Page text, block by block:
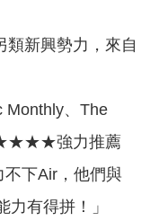
新興勢力，來自
Monthly、The
★★★★強力推薦
下Air，他們與
有得拼！」